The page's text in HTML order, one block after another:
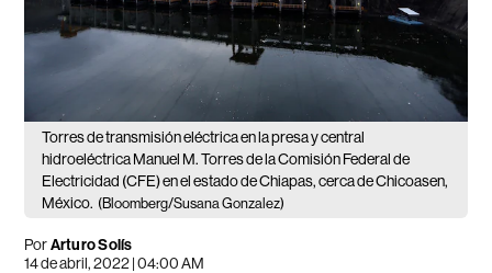
Torres de transmisión eléctrica en la presa y central
hidroeléctrica Manuel M. Torres de la Comisión Federal de
Electricidad (CFE) en el estado de Chiapas, cerca de Chicoasen,
México. (Bloomberg/Susana Gonzalez)
PorArturo Solís
14 de abril, 2022 | 04:00 AM